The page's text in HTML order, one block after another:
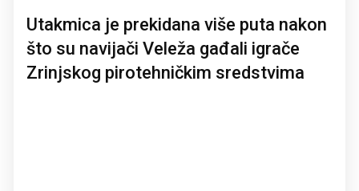
Utakmica je prekidana više puta nakon
što su navijači Veleža gađali igrače
Zrinjskog pirotehničkim sredstvima